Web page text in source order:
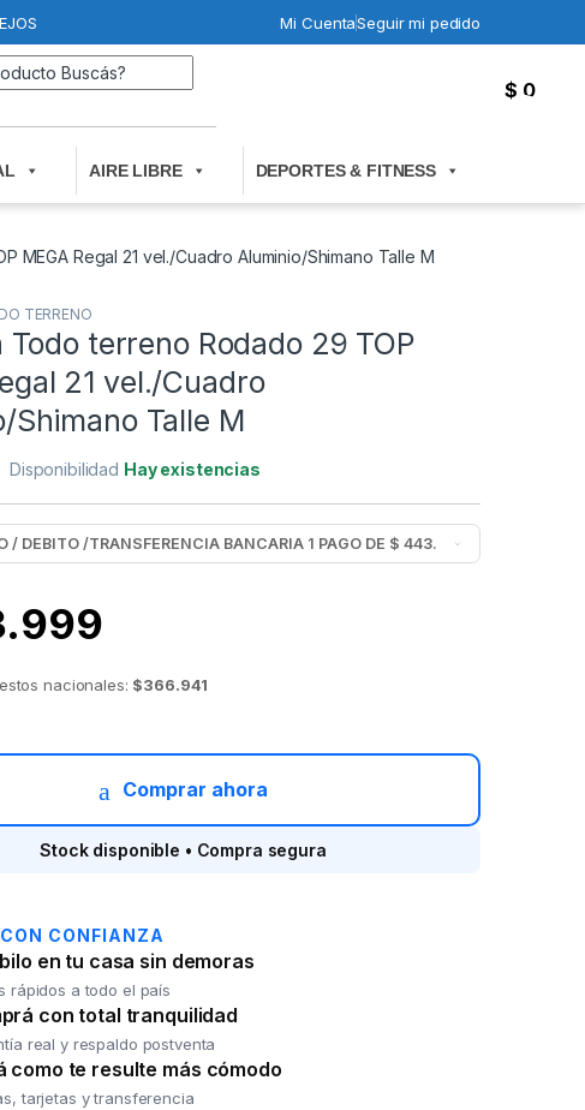
Mi CuentaSeguir mi pedido
$ 0
AIRE LIBRE DEPORTES & FITNESS
MEGA Regal 21 vel./Cuadro Aluminio/Shimano Talle M
TERRENO
Todo terreno Rodado 29 TOP
21 vel./Cuadro
Shimano Talle M
Disponibilidad Hay existencias
nacionales: $366.941
terreno Rodado 29 TOP MEGA Regal 21 vel./Cuadro Aluminio/
Comprar ahora
Stock disponible • Compra segura
CONFIANZA
en tu casa sin demoras
rápidos a todo el país
con total tranquilidad
real y respaldo postventa
como te resulte más cómodo
tarjetas y transferencia